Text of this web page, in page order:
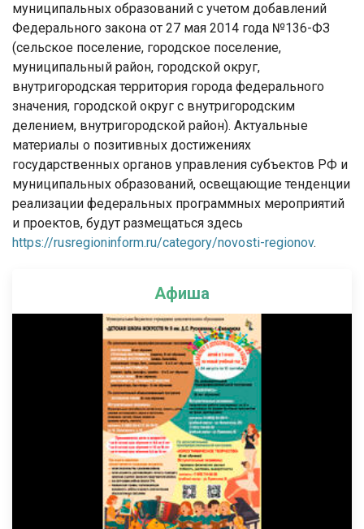
Афиша
муниципальных образований с учетом добавлений
Федерального закона от 27 мая 2014 года №136-ФЗ
(сельское поселение, городское поселение,
муниципальный район, городской округ,
внутригородская территория города федерального
значения, городской округ с внутригородским
делением, внутригородской район). Актуальные
материалы о позитивных достижениях
государственных органов управления субъектов РФ и
муниципальных образований, освещающие тенденции
реализации федеральных программных мероприятий
и проектов, будут размещаться здесь
https://rusregioninform.ru/category/novosti-regionov.